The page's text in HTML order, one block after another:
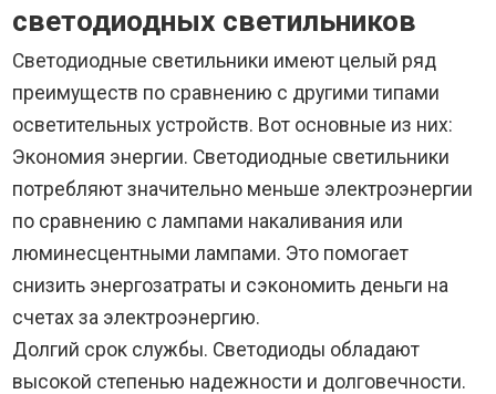
светодиодных светильников
Светодиодные светильники имеют целый ряд
преимуществ по сравнению с другими типами
осветительных устройств. Вот основные из них:
Экономия энергии. Светодиодные светильники
потребляют значительно меньше электроэнергии
по сравнению с лампами накаливания или
люминесцентными лампами. Это помогает
снизить энергозатраты и сэкономить деньги на
счетах за электроэнергию.
Долгий срок службы. Светодиоды обладают
высокой степенью надежности и долговечности.